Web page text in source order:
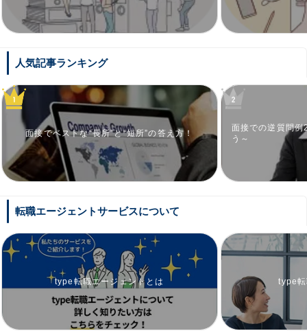
人気記事ランキング
面接でベストな“長所”と“短所”の答え方！
面接での逆質問
う～
転職エージェントサービスについて
type転職エージェントとは type